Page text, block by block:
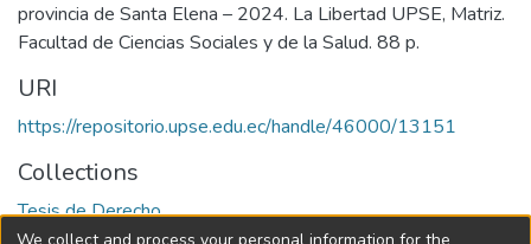
provincia de Santa Elena – 2024. La Libertad UPSE, Matriz.
Facultad de Ciencias Sociales y de la Salud. 88 p.
URI
https://repositorio.upse.edu.ec/handle/46000/13151
Collections
Tesis de Derecho